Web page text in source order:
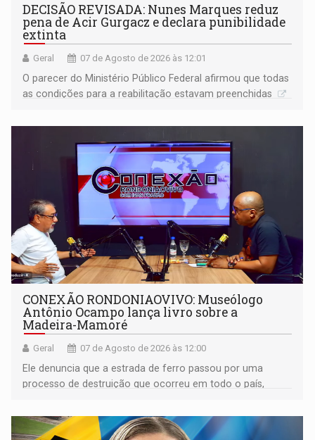
DECISÃO REVISADA: Nunes Marques reduz
pena de Acir Gurgacz e declara punibilidade
extinta
Geral 07 de Agosto de 2026 às 12:01
O parecer do Ministério Público Federal afirmou que todas
as condições para a reabilitação estavam preenchidas
CONEXÃO RONDONIAOVIVO: Museólogo
Antônio Ocampo lança livro sobre a
Madeira-Mamoré
Geral 07 de Agosto de 2026 às 12:00
Ele denuncia que a estrada de ferro passou por uma
processo de destruição que ocorreu em todo o país,